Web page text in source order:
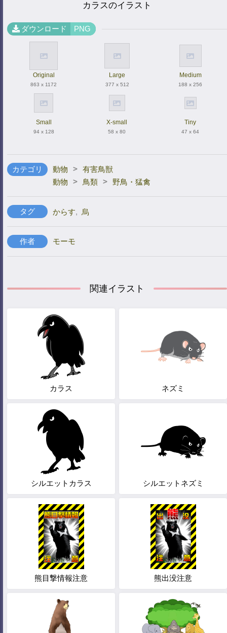
カラスのイラスト
ダウンロード PNG
Original
863 x 1172
Large
377 x 512
Medium
188 x 256
Small
94 x 128
X-small
58 x 80
Tiny
47 x 64
カテゴリ 動物 > 有害鳥獣
動物
> 鳥類 > 野鳥・猛禽
タグ からす, 烏
作者 モーモ
関連イラスト
カラス ネズミ
シルエットカラス シルエットネズミ
熊目撃情報注意 熊出没注意